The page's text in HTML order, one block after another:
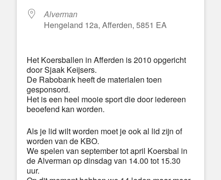
Alverman
Hengeland 12a, Afferden, 5851 EA
Het Koersballen in Afferden is 2010 opgericht
door Sjaak Keijsers.
De Rabobank heeft de materialen toen
gesponsord.
Het is een heel mooie sport die door iedereen
beoefend kan worden.
Als je lid wilt worden moet je ook al lid zijn of
worden van de KBO.
We spelen van september tot april Koersbal in
de Alverman op dinsdag van 14.00 tot 15.30
uur.